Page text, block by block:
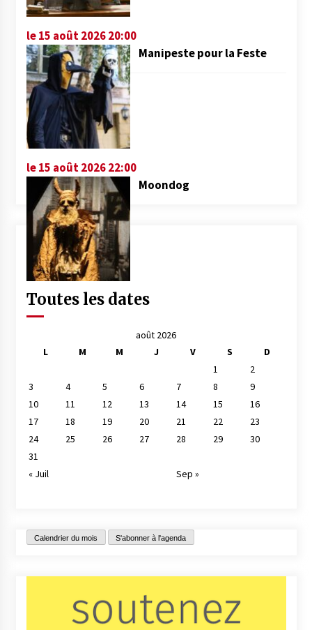
le 15 août 2026 20:00
Manipeste pour la Feste
le 15 août 2026 22:00
Moondog
Toutes les dates
août 2026
L
M M J V S
D
1
2
3
4 5 6 7 8
9
10
11 12 13 14 15
16
17
18 19 20 21 22
23
24
25 26 27 28 29
30
31
« Juil
Sep »
Calendrier du mois S'abonner à l'agenda